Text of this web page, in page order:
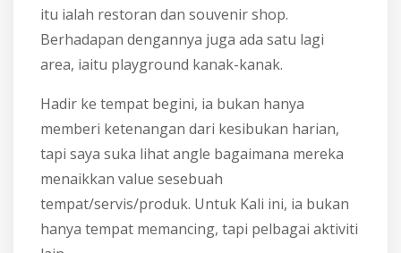
itu ialah restoran dan souvenir shop.
Berhadapan dengannya juga ada satu lagi
area, iaitu playground kanak-kanak.
Hadir ke tempat begini, ia bukan hanya
memberi ketenangan dari kesibukan harian,
tapi saya suka lihat angle bagaimana mereka
menaikkan value sesebuah
tempat/servis/produk. Untuk Kali ini, ia bukan
hanya tempat memancing, tapi pelbagai aktiviti